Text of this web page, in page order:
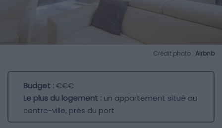
Crédit photo : Airbnb
Budget :€€€
Le plus du logement : un appartement situé au
centre-ville, près du port